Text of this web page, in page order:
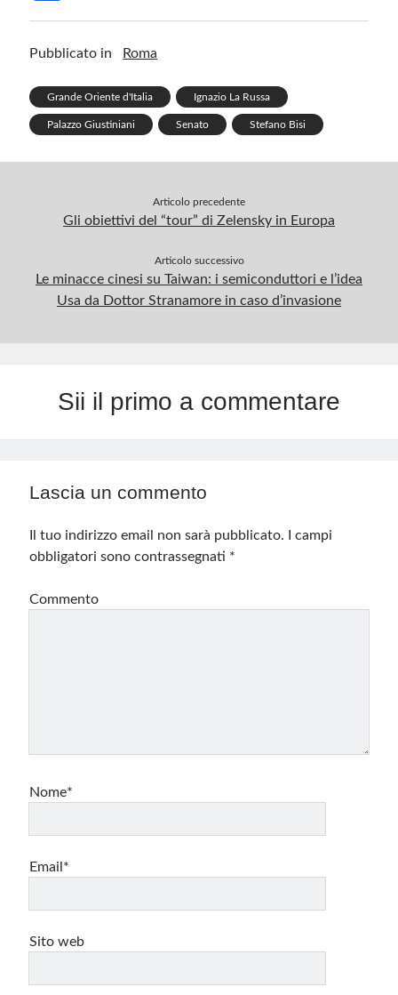
o
k
n
p
p
h
ar
Pubblicato in Roma
Grande Oriente d'Italia Ignazio La Russa
Palazzo Giustiniani Senato Stefano Bisi
Articolo precedente
Gli obiettivi del “tour” di Zelensky in Europa
Articolo successivo
Le minacce cinesi su Taiwan: i semiconduttori e l’idea
Usa da Dottor Stranamore in caso d’invasione
Sii il primo a commentare
Lascia un commento
Il tuo indirizzo email non sarà pubblicato.
I campi
obbligatori sono contrassegnati *
Commento
Nome*
Email*
Sito web